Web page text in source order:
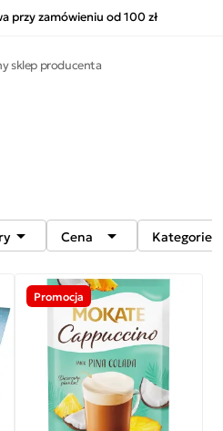
przy zamówieniu od 100 zł
sklep producenta
 Cena  Kategorie
Promocja